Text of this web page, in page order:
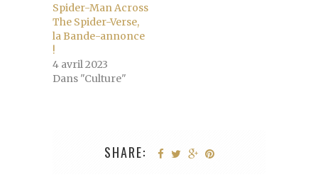
Spider-Man Across
The Spider-Verse,
la Bande-annonce
!
4 avril 2023
Dans "Culture"
SHARE: